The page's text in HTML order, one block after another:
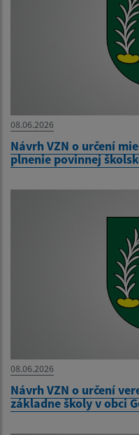
08.06.2026
Návrh VZN o určení
plnenie povinnej
08.06.2026
Návrh VZN o určení
základne školy v obci